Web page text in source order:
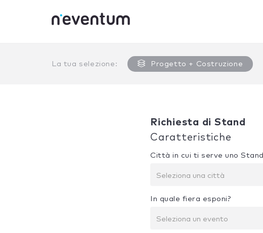
La tua selezione: Progetto + Costruzione
Richiesta di Stand
Caratteristiche
Città in cui ti serve uno Stand
Seleziona una città
In quale fiera esponi?
Seleziona un evento